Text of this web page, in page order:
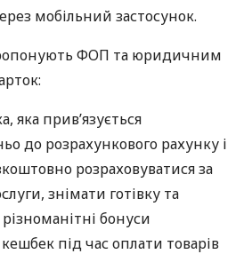
мобільний застосунок.
ФОП та юридичним
яка прив’язується
до розрахункового рахунку і
розраховуватися за
знімати готівку та
бонуси
під час оплати товарів